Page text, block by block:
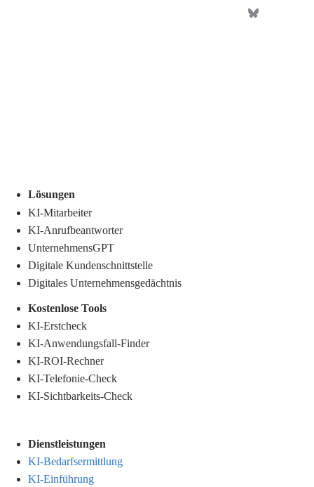
Lösungen
KI-Mitarbeiter
KI-Anrufbeantworter
UnternehmensGPT
Digitale Kundenschnittstelle
Digitales Unternehmensgedächtnis
Kostenlose Tools
KI-Erstcheck
KI-Anwendungsfall-Finder
KI-ROI-Rechner
KI-Telefonie-Check
KI-Sichtbarkeits-Check
Dienstleistungen
KI-Bedarfsermittlung
KI-Einführung